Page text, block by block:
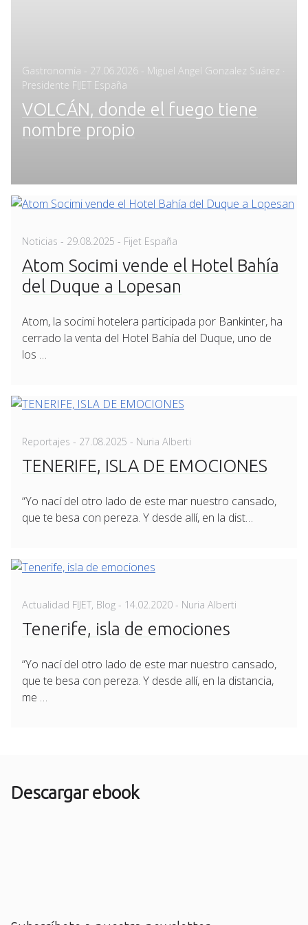
Gastronomía - Posted
on
27.06.2026 - Miguel Angel Gonzalez Suárez ·
Presidente FIJET España
VOLCÁN, donde el fuego tiene
nombre propio
Noticias - Posted
29.08.2025 - Fijet España
Atom Socimi vende el Hotel Bahía
del Duque a Lopesan
Atom, la socimi hotelera participada por Bankinter, ha
cerrado la venta del Hotel Bahía del Duque, uno de
los …
Reportajes - Posted
27.08.2025 - Nuria Alberti
TENERIFE, ISLA DE EMOCIONES
“Yo nací del otro lado de este mar nuestro cansado,
que te besa con pereza. Y desde allí, en la dist…
Actualidad FIJET, Blog - Posted
on
14.02.2020 - Nuria Alberti
Tenerife, isla de emociones
“Yo nací del otro lado de este mar nuestro cansado,
que te besa con pereza. Y desde allí, en la distancia,
me …
Descargar ebook